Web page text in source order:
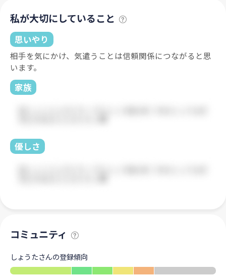
私が大切にしていること
思いやり
相手を気にかけ、気遣うことは信頼関係につながると思
います。
家族
優しさ
コミュニティ
しょうたさんの登録傾向